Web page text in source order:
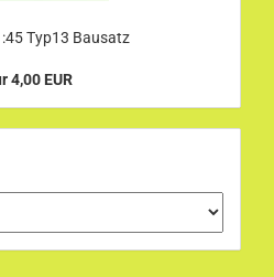
Typ13 Bausatz
4,00 EUR